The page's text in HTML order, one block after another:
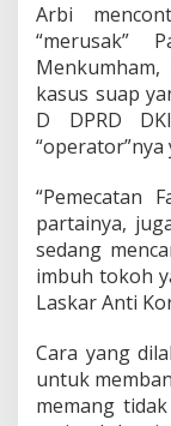
Arbi
“merusak”
kasus suap
D DPRD
“operator”nya
“Pemecatan
partainya,
sedang
imbuh tokoh
Laskar Anti
Cara yang
untuk
memang